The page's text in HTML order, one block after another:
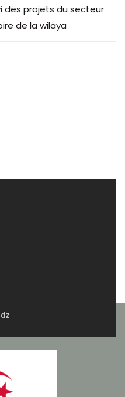
des projets du secteur
de la wilaya